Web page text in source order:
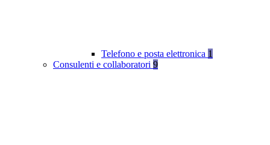
Telefono e posta elettronica 1
Consulenti e collaboratori 9